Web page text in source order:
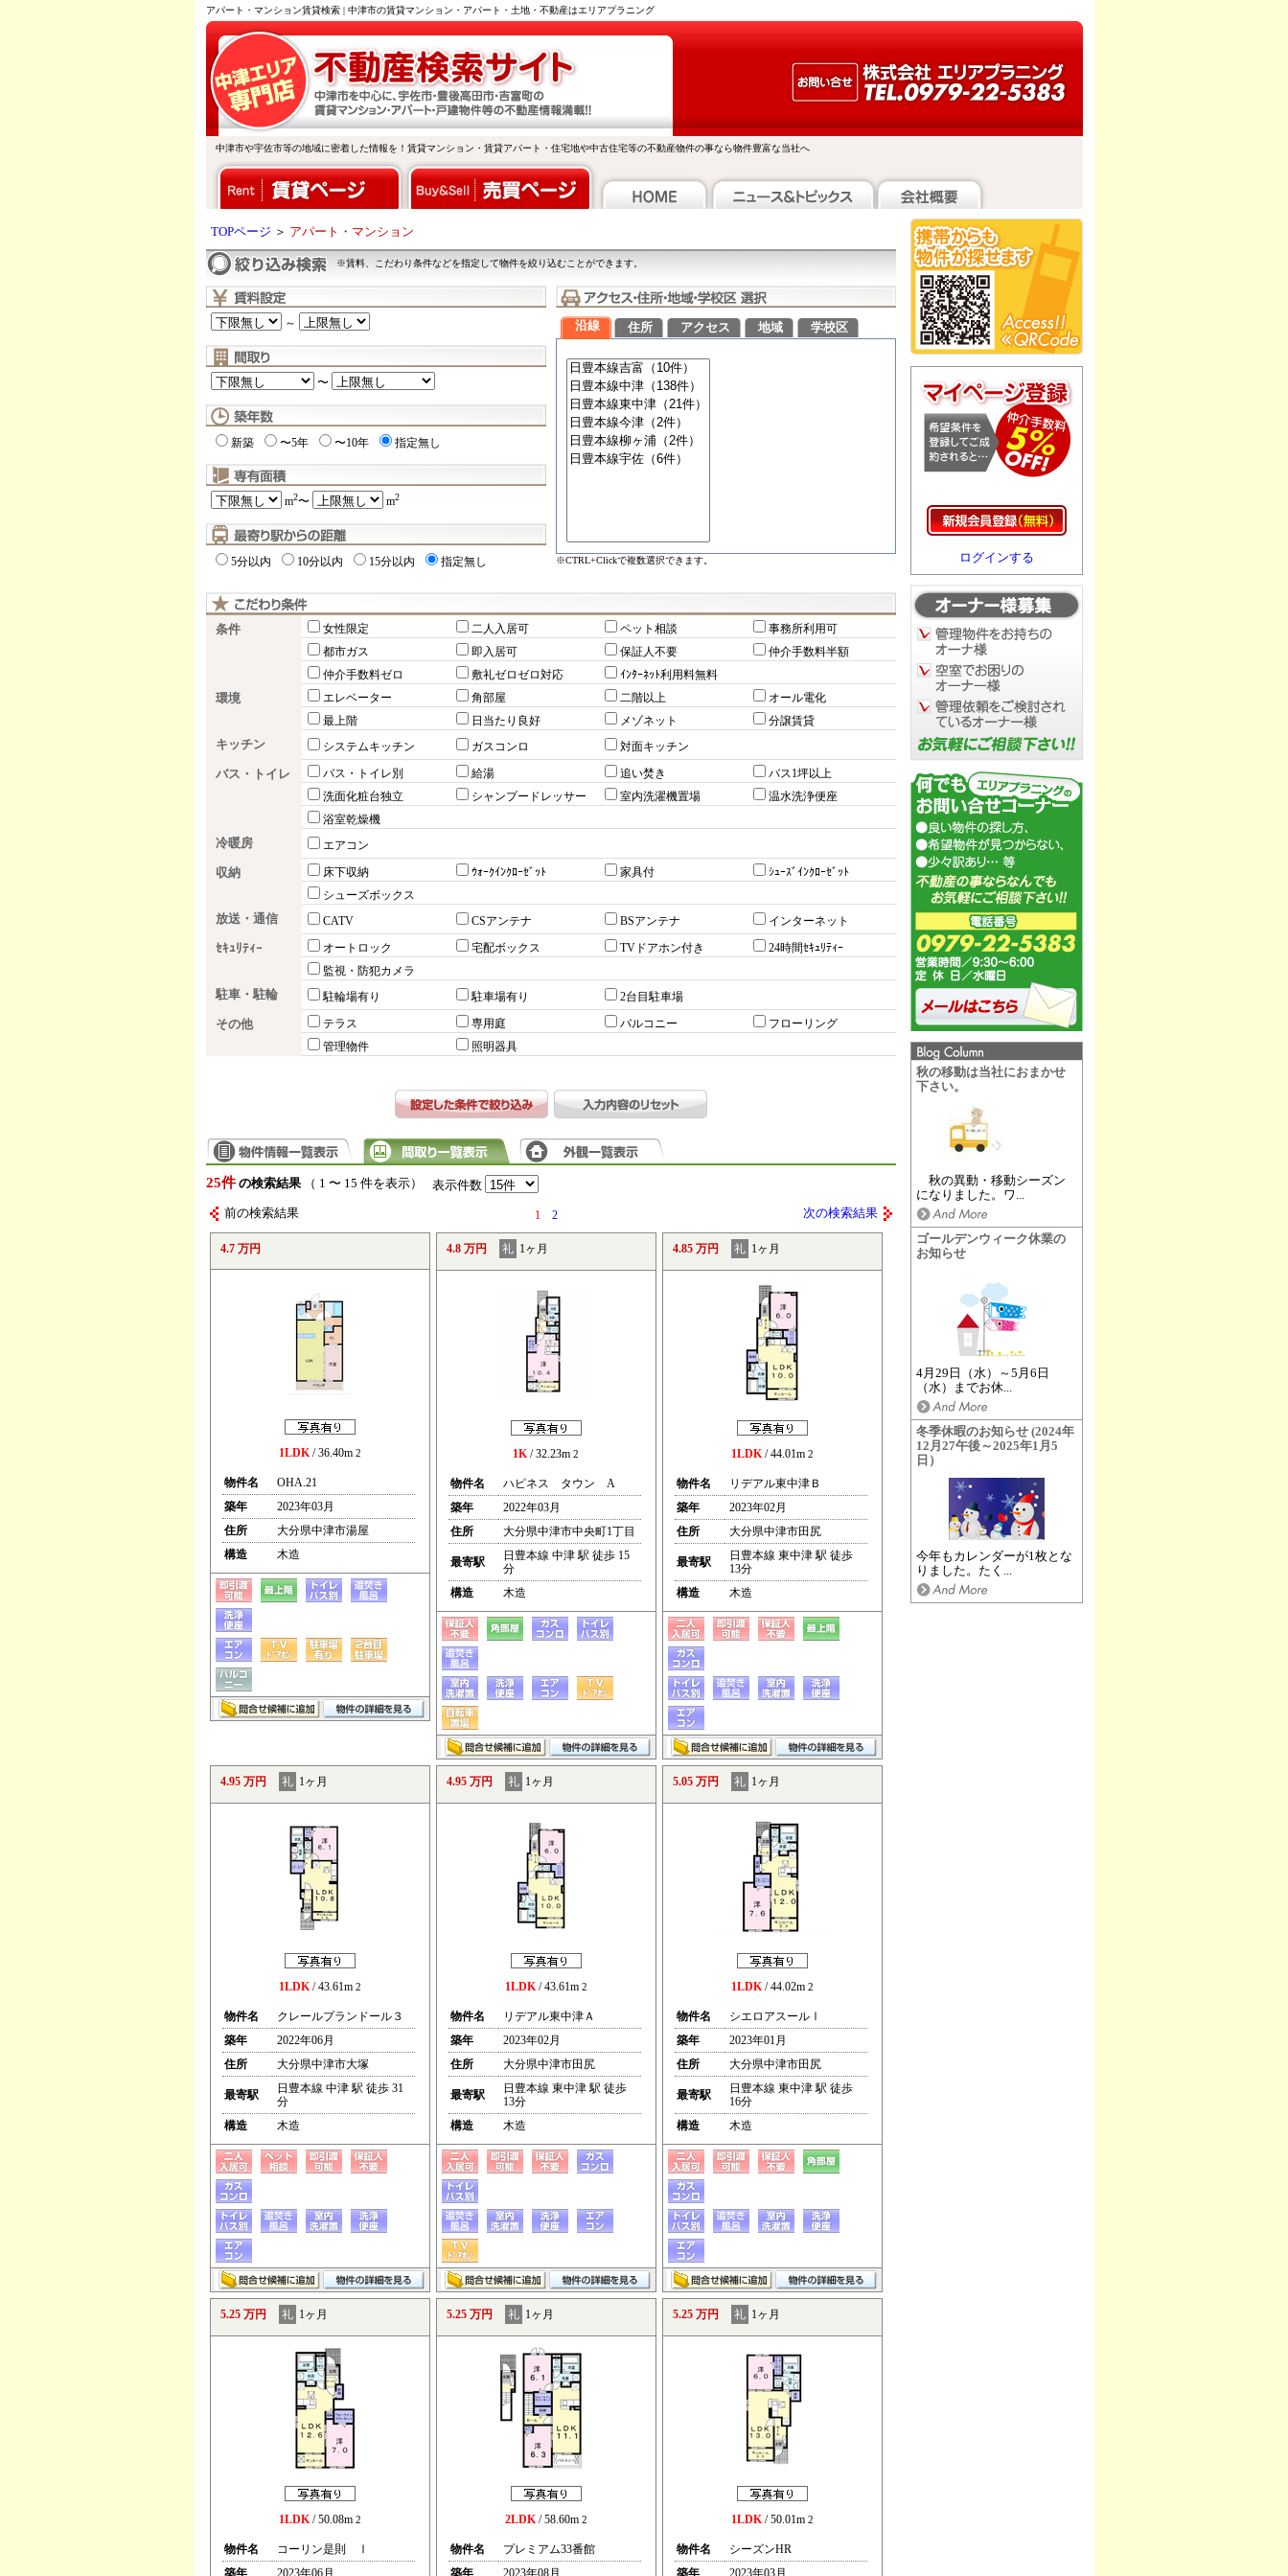
アパート・マンション賃貸検索 | 中津市の賃貸マンション・アパート・土地・不動産はエリアプラニング
中津市や宇佐市等の地域に密着した情報を！賃貸マンション・賃貸アパート・住宅地や中古住宅等の不動産物件の事なら物件豊富な当社へ
ログインする
秋の移動は当社におまかせ
下さい。
秋の異動・移動シーズン
になりました。ワ...
ゴールデンウィーク休業の
お知らせ
4月29日（水）～5月6日
（水）までお休...
冬季休暇のお知らせ (2024年
12月27午後～2025年1月5
日）
今年もカレンダーが1枚とな
りました。たく...
TOPページ ＞ アパート・マンション
※賃料、こだわり条件などを指定して物件を絞り込むことができます。
～
〜
新築 〜5年 〜10年 指定無し
m2〜 m2
5分以内 10分以内 15分以内 指定無し
沿線 住所 アクセス 地域 学校区
※CTRL+Clickで複数選択できます。
条件 女性限定 二人入居可 ペット相談
事務所利用可
都市ガス
即入居可 保証人不要
仲介手数料半額
仲介手数料ゼロ
敷礼ゼロゼロ対応 ｲﾝﾀｰﾈｯﾄ利用料無料
環境 エレベーター 角部屋 二階以上
オール電化
最上階
日当たり良好 メゾネット 分譲賃貸
キッチン システムキッチン ガスコンロ 対面キッチン
バス・トイレ バス・トイレ別 給湯 追い焚き
バス1坪以上
洗面化粧台独立
シャンプードレッサー 室内洗濯機置場
温水洗浄便座
浴室乾燥機
冷暖房 エアコン
収納 床下収納 ｳｫｰｸｲﾝｸﾛｰｾﾞｯﾄ 家具付
ｼｭｰｽﾞｲﾝｸﾛｰｾﾞｯﾄ
シューズボックス
放送・通信 CATV CSアンテナ BSアンテナ インターネット
ｾｷｭﾘﾃｨｰ オートロック 宅配ボックス TVドアホン付き
24時間ｾｷｭﾘﾃｨｰ
監視・防犯カメラ
駐車・駐輪 駐輪場有り 駐車場有り 2台目駐車場
その他 テラス 専用庭 バルコニー
フローリング
管理物件
照明器具
25件 の検索結果（ 1 〜 15 件を表示） 表示件数
前の検索結果 1 2 次の検索結果
4.7 万円
1LDK/ 36.40m 2
物件名
OHA.21
築年
2023年03月
住所
大分県中津市湯屋
構造
木造
4.8 万円 礼 1ヶ月
1K/ 32.23m 2
物件名
ハピネス タウン A
築年
2022年03月
住所
大分県中津市中央町1丁目
最寄駅
日豊本線 中津 駅 徒歩 15
分
構造
木造
4.85 万円 礼 1ヶ月
1LDK/ 44.01m 2
物件名
リデアル東中津Ｂ
築年
2023年02月
住所
大分県中津市田尻
最寄駅
日豊本線 東中津 駅 徒歩
13分
構造
木造
4.95 万円 礼 1ヶ月
1LDK/ 43.61m 2
物件名
クレールプランドール３
築年
2022年06月
住所
大分県中津市大塚
最寄駅
日豊本線 中津 駅 徒歩 31
分
構造
木造
4.95 万円 礼 1ヶ月
1LDK/ 43.61m 2
物件名
リデアル東中津Ａ
築年
2023年02月
住所
大分県中津市田尻
最寄駅
日豊本線 東中津 駅 徒歩
13分
構造
木造
5.05 万円 礼 1ヶ月
1LDK/ 44.02m 2
物件名
シエロアスールⅠ
築年
2023年01月
住所
大分県中津市田尻
最寄駅
日豊本線 東中津 駅 徒歩
16分
構造
木造
5.25 万円 礼 1ヶ月
1LDK/ 50.08m 2
物件名
コーリン是則 Ⅰ
5.25 万円 礼 1ヶ月
2LDK/ 58.60m 2
物件名
プレミアム33番館
5.25 万円 礼 1ヶ月
1LDK/ 50.01m 2
物件名
シーズンHR